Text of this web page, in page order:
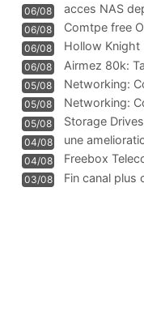
06/08 acces NAS
06/08 Comtpe free
06/08 Hollow Knight
06/08
Airmez 80k:
Technologie
05/08 Networking:
05/08
Networking:
Information
05/08
Storage
Management
04/08
une
WIFI
04/08
Freebox
Communi
03/08 Fin canal plus